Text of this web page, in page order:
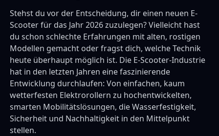
Stehst du vor der Entscheidung, dir einen neuen E-
Scooter für das Jahr 2026 zuzulegen? Vielleicht hast
du schon schlechte Erfahrungen mit alten, rostigen
Modellen gemacht oder fragst dich, welche Technik
heute überhaupt möglich ist. Die E-Scooter-Industrie
hat in den letzten Jahren eine faszinierende
Entwicklung durchlaufen: Von einfachen, kaum
wetterfesten Elektrorollern zu hochentwickelten,
smarten Mobilitätslösungen, die Wasserfestigkeit,
Sicherheit und Nachhaltigkeit in den Mittelpunkt
stellen.